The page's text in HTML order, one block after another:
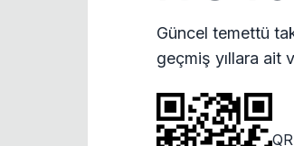
Güncel temettü
geçmiş yıllara ait